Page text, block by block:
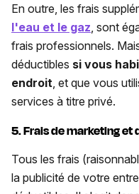
En outre, les frais
l'eau et le gaz , sont
frais professionnels.
déductibles si vous
endroit , et que vous
services à titre privé.
5. Frais de marketing et
Tous les frais
la publicité de votre